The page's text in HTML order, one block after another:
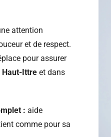
attention
et de respect.
pour assurer
Haut-Ittre et dans
: aide
comme pour sa